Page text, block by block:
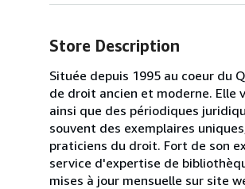
Store Description
Située depuis 1995 au coeur du
de droit ancien et moderne. Elle
ainsi que des périodiques
souvent des exemplaires
praticiens du droit. Fort de son
service d'expertise de
mises à jour mensuelle sur site